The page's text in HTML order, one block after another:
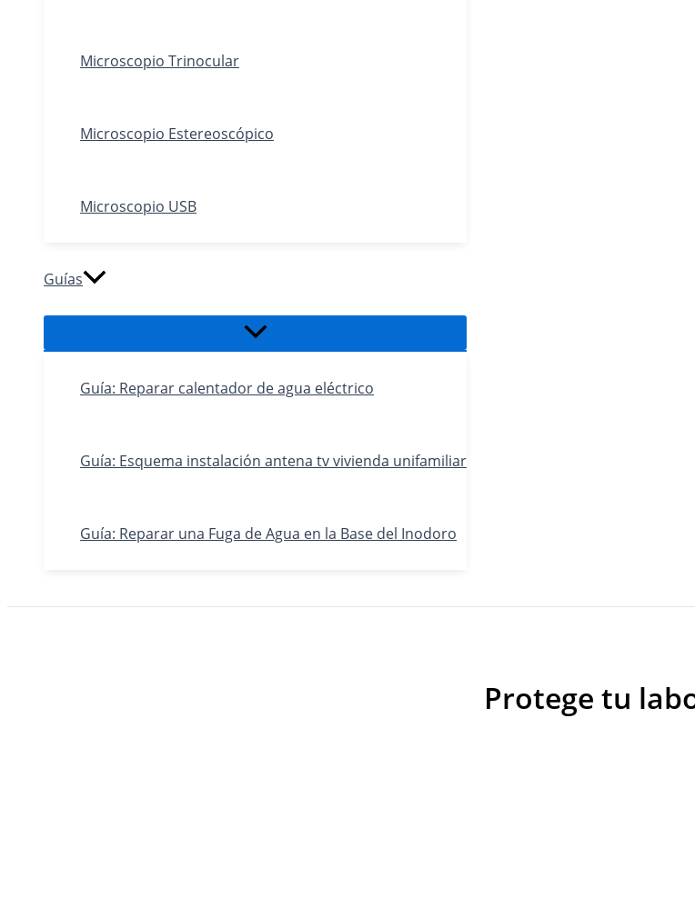
Microscopio Trinocular
Microscopio Estereoscópico
Microscopio USB
Guías
Alternar
Guía: Reparar calentador de agua eléctrico
Guía: Esquema instalación antena tv vivienda unifamiliar
Guía: Reparar una Fuga de Agua en la Base del Inodoro
Protege tu